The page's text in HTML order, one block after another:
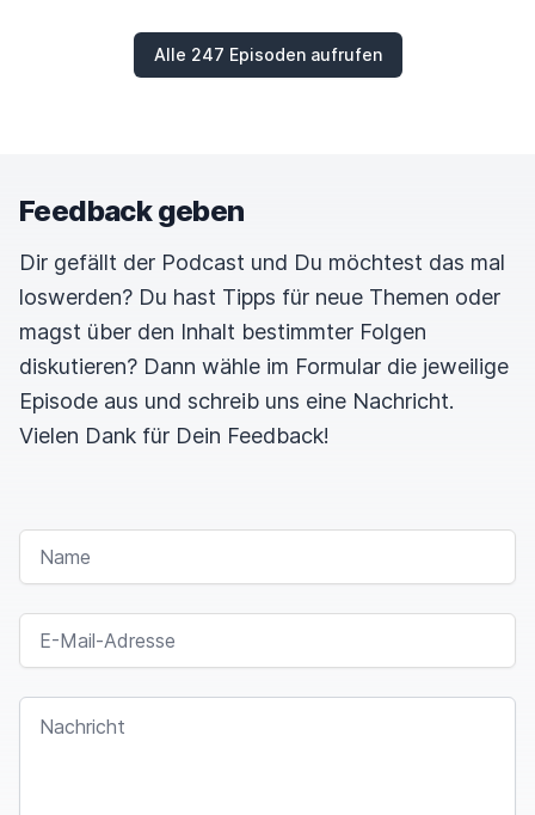
Alle 247 Episoden aufrufen
Feedback geben
Dir gefällt der Podcast und Du möchtest das mal
loswerden? Du hast Tipps für neue Themen oder
magst über den Inhalt bestimmter Folgen
diskutieren? Dann wähle im Formular die jeweilige
Episode aus und schreib uns eine Nachricht.
Vielen Dank für Dein Feedback!
NAME
E-MAIL-ADRESSE
NACHRICHT